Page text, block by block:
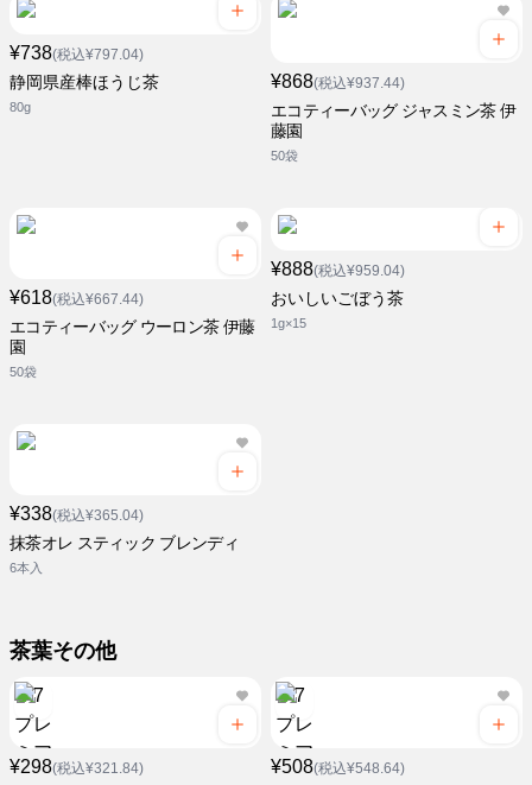
¥738(税込¥797.04)
静岡県産棒ほうじ茶
80g
¥868(税込¥937.44)
エコティーバッグ ジャスミン茶 伊
藤園
50袋
¥618(税込¥667.44)
エコティーバッグ ウーロン茶 伊藤
園
50袋
¥888(税込¥959.04)
おいしいごぼう茶
1g×15
¥338(税込¥365.04)
抹茶オレ スティック ブレンディ
6本入
茶葉その他
¥298(税込¥321.84) ¥508(税込¥548.64)